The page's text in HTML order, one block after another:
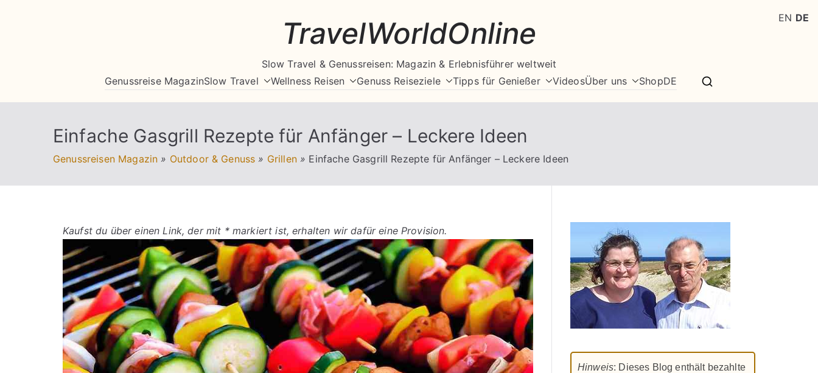
TravelWorldOnline
Slow Travel & Genussreisen: Magazin & Erlebnisführer weltweit
Genussreise MagazinSlow Travel Wellness Reisen Genuss Reiseziele Tipps für Genießer VideosÜber uns ShopDE
Einfache Gasgrill Rezepte für Anfänger – Leckere Ideen
Genussreisen Magazin » Outdoor & Genuss » Grillen » Einfache Gasgrill Rezepte für Anfänger – Leckere Ideen
Kaufst du über einen Link, der mit * markiert ist, erhalten wir dafür eine Provision.
Hinweis: Dieses Blog enthält bezahlte
EN DE